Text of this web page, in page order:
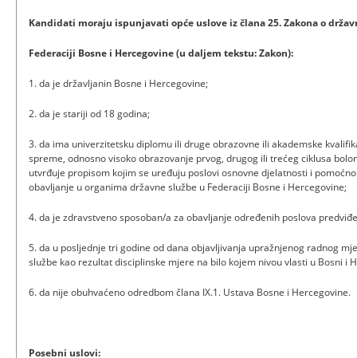
Kandidati moraju ispunjavati opće uslove iz člana 25. Zakona o
Federaciji Bosne i Hercegovine (u daljem tekstu: Zakon):
1. da je državljanin Bosne i Hercegovine;
2. da je stariji od 18 godina;
3. da ima univerzitetsku diplomu ili druge obrazovne ili akademske
spreme, odnosno visoko obrazovanje prvog, drugog ili trećeg ciklusa
utvrđuje propisom kojim se uređuju poslovi osnovne djelatnosti i
obavljanje u organima državne službe u Federaciji Bosne i Hercegovine;
4. da je zdravstveno sposoban/a za obavljanje određenih poslova
5. da u posljednje tri godine od dana objavljivanja upražnjenog radnog
službe kao rezultat disciplinske mjere na bilo kojem nivou vlasti u Bosni i
6. da nije obuhvaćeno odredbom člana IX.1. Ustava Bosne i Hercegovine.
Posebni uslovi: